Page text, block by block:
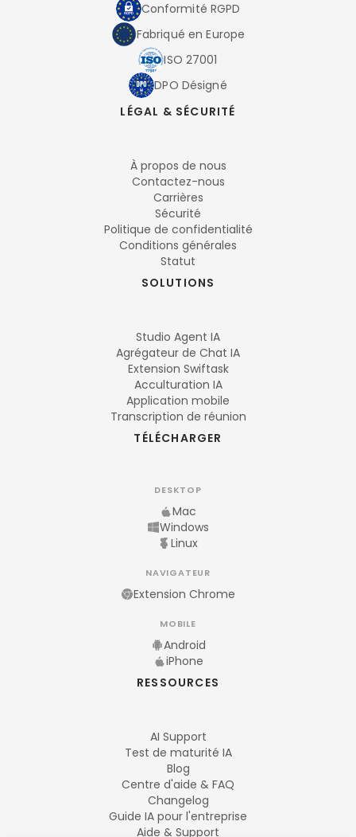
Conformité RGPD
Fabriqué en Europe
ISO 27001
DPO Désigné
LÉGAL & SÉCURITÉ
À propos de nous
Contactez-nous
Carrières
Sécurité
Politique de confidentialité
Conditions générales
Statut
SOLUTIONS
Studio Agent IA
Agrégateur de Chat IA
Extension Swiftask
Acculturation IA
Application mobile
Transcription de réunion
TÉLÉCHARGER
DESKTOP
Mac
Windows
Linux
NAVIGATEUR
Extension Chrome
MOBILE
Android
iPhone
RESSOURCES
AI Support
Test de maturité IA
Blog
Centre d'aide & FAQ
Changelog
Guide IA pour l'entreprise
Aide & Support